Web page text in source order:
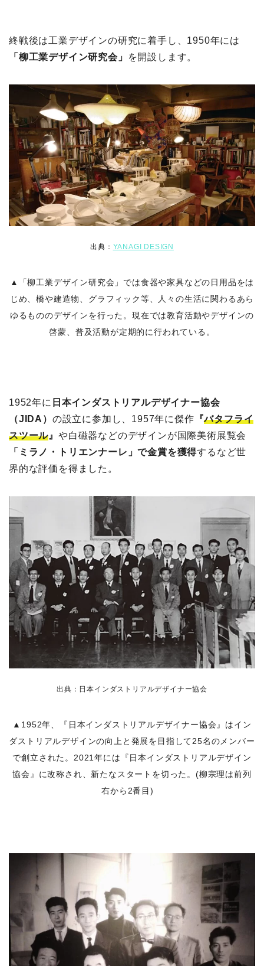
終戦後は工業デザインの研究に着手し、1950年には
「柳工業デザイン研究会」
を開設します。
出典： YANAGI DESIGN
▲「柳工業デザイン研究会」では食器や家具などの日用品をは
じめ、橋や建造物、グラフィック等、人々の生活に関わるあら
ゆるもののデザインを行った。現在では教育活動やデザインの
啓蒙、普及活動が定期的に行われている。
1952年に 日本インダストリアルデザイナー協会
（JIDA） の設立に参加し、1957年に傑作 『バタフライ
スツール 』や白磁器などのデザインが国際美術展覧会
「ミラノ・トリエンナーレ」で金賞を獲得するなど世
界的な評価を得ました。
出典：日本インダストリアルデザイナー協会
▲1952年、『日本インダストリアルデザイナー協会』はイン
ダストリアルデザインの向上と発展を目指して25名のメンバー
で創立された。2021年には『日本インダストリアルデザイン
協会』に改称され、新たなスタートを切った。(柳宗理は前列
右から2番目)